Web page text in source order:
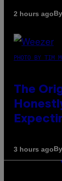
2 hours agoBy
PHOTO BY TIM
The
3 hours agoBy